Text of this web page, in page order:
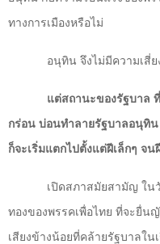
ทางการเมืองหรือไม่
อนุทิน จึงไม่มีความเสี่
แต่สถานะของรัฐบาล
กร่อน บ่อนทำลายรัฐบาลอนุทิน
ก็จะเริ่มแตกไปตั้งแต่ฝีเล็กๆ จ
เปิดสภาสมัยสามัญ ใน
ทองของพรรคเพื่อไทย ที่จะยื่น
เสียงข้างน้อยที่คล้ายรัฐบาลใน